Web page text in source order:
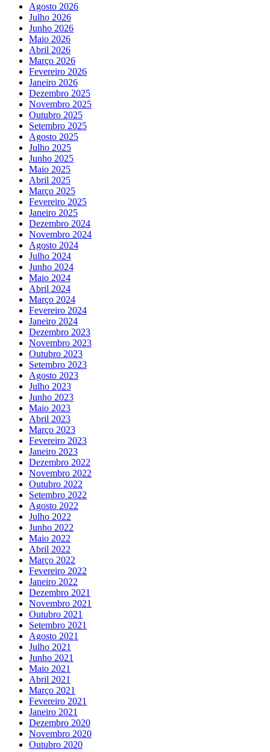
Agosto 2026
Julho 2026
Junho 2026
Maio 2026
Abril 2026
Março 2026
Fevereiro 2026
Janeiro 2026
Dezembro 2025
Novembro 2025
Outubro 2025
Setembro 2025
Agosto 2025
Julho 2025
Junho 2025
Maio 2025
Abril 2025
Março 2025
Fevereiro 2025
Janeiro 2025
Dezembro 2024
Novembro 2024
Agosto 2024
Julho 2024
Junho 2024
Maio 2024
Abril 2024
Março 2024
Fevereiro 2024
Janeiro 2024
Dezembro 2023
Novembro 2023
Outubro 2023
Setembro 2023
Agosto 2023
Julho 2023
Junho 2023
Maio 2023
Abril 2023
Março 2023
Fevereiro 2023
Janeiro 2023
Dezembro 2022
Novembro 2022
Outubro 2022
Setembro 2022
Agosto 2022
Julho 2022
Junho 2022
Maio 2022
Abril 2022
Março 2022
Fevereiro 2022
Janeiro 2022
Dezembro 2021
Novembro 2021
Outubro 2021
Setembro 2021
Agosto 2021
Julho 2021
Junho 2021
Maio 2021
Abril 2021
Março 2021
Fevereiro 2021
Janeiro 2021
Dezembro 2020
Novembro 2020
Outubro 2020